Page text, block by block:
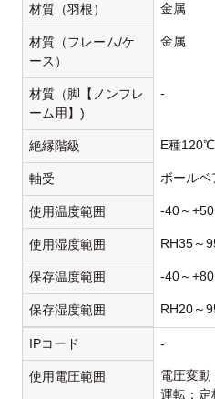
材質（羽根） 金属
材質（フレーム/ケ
ース）
金属
材質（脚【ノンフレ
ーム用】)
-
絶縁階級 E種120℃
軸受 ボール
使用温度範囲 -40～+50
使用湿度範囲 RH35～
保存温度範囲 -40～+80
保存湿度範囲 RH20～
IPコード -
使用電圧範囲
電圧変
運転：定